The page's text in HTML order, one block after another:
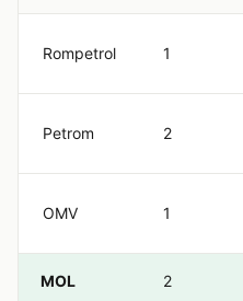
Rompetrol 1
Petrom 2
OMV 1
MOL 2